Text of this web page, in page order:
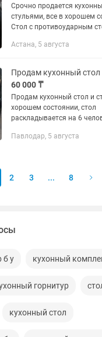
Срочно продается
стульями, все в хорошем
Стол с противоударным
кожанные, мыть и чистить...
Астана, 5 августа
60 000 ₸
Продам кухонный стол и
хорошем состоянии, стол
раскладывается на 6
Павлодар, 5 августа
2 3 ... 8
б у кухонный
горнитур
кухонный стол